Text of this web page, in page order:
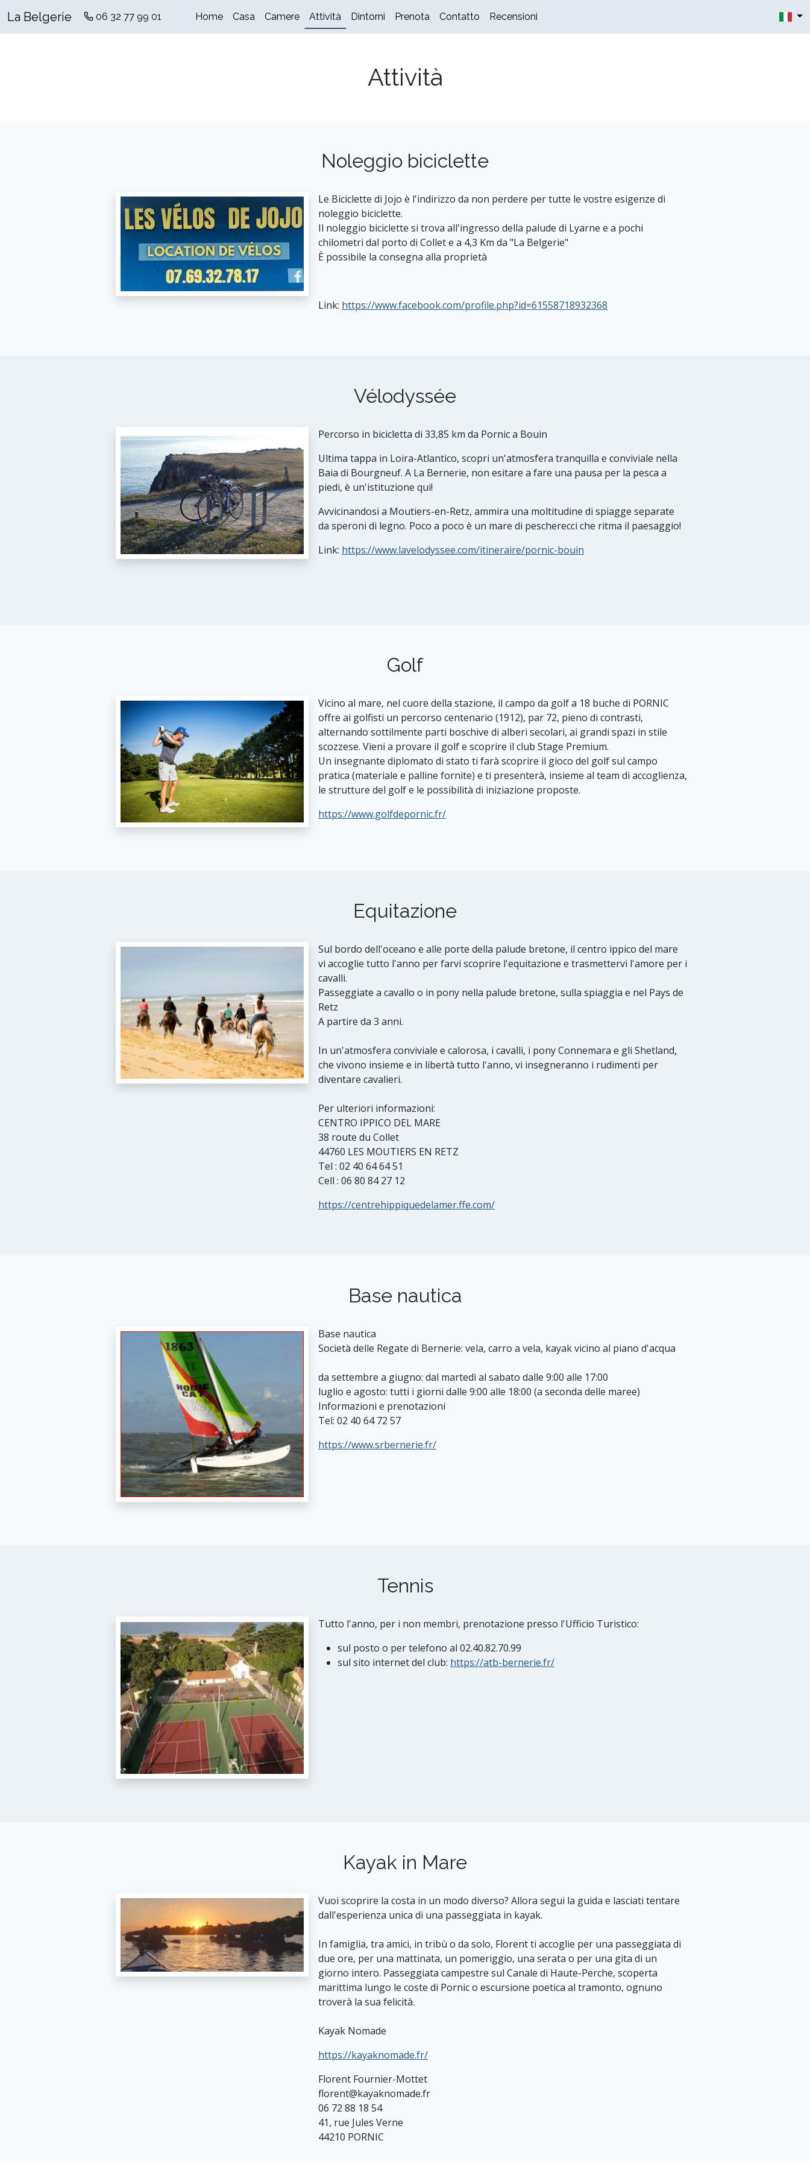
La Belgerie 06 32 77 99 01 Home Casa Camere Attività Dintorni Prenota Contatto Recensioni
Attività
Noleggio biciclette
Le Biciclette di Jojo è l'indirizzo da non perdere per tutte le vostre esigenze di
noleggio biciclette.
Il noleggio biciclette si trova all'ingresso della palude di Lyarne e a pochi
chilometri dal porto di Collet e a 4,3 Km da "La Belgerie"
È possibile la consegna alla proprietà
Link: https://www.facebook.com/profile.php?id=61558718932368
Vélodyssée
Percorso in bicicletta di 33,85 km da Pornic a Bouin
Ultima tappa in Loira-Atlantico, scopri un'atmosfera tranquilla e conviviale nella
Baia di Bourgneuf. A La Bernerie, non esitare a fare una pausa per la pesca a
piedi, è un'istituzione qui!
Avvicinandosi a Moutiers-en-Retz, ammira una moltitudine di spiagge separate
da speroni di legno. Poco a poco è un mare di pescherecci che ritma il paesaggio!
Link: https://www.lavelodyssee.com/itineraire/pornic-bouin
Golf
Vicino al mare, nel cuore della stazione, il campo da golf a 18 buche di PORNIC
offre ai golfisti un percorso centenario (1912), par 72, pieno di contrasti,
alternando sottilmente parti boschive di alberi secolari, ai grandi spazi in stile
scozzese. Vieni a provare il golf e scoprire il club Stage Premium.
Un insegnante diplomato di stato ti farà scoprire il gioco del golf sul campo
pratica (materiale e palline fornite) e ti presenterà, insieme al team di accoglienza,
le strutture del golf e le possibilità di iniziazione proposte.
https://www.golfdepornic.fr/
Equitazione
Sul bordo dell'oceano e alle porte della palude bretone, il centro ippico del mare
vi accoglie tutto l'anno per farvi scoprire l'equitazione e trasmettervi l'amore per i
cavalli.
Passeggiate a cavallo o in pony nella palude bretone, sulla spiaggia e nel Pays de
Retz
A partire da 3 anni.
In un'atmosfera conviviale e calorosa, i cavalli, i pony Connemara e gli Shetland,
che vivono insieme e in libertà tutto l'anno, vi insegneranno i rudimenti per
diventare cavalieri.
Per ulteriori informazioni:
CENTRO IPPICO DEL MARE
38 route du Collet
44760 LES MOUTIERS EN RETZ
Tel : 02 40 64 64 51
Cell : 06 80 84 27 12
https://centrehippiquedelamer.ffe.com/
Base nautica
Base nautica
Società delle Regate di Bernerie: vela, carro a vela, kayak vicino al piano d'acqua
da settembre a giugno: dal martedì al sabato dalle 9:00 alle 17:00
luglio e agosto: tutti i giorni dalle 9:00 alle 18:00 (a seconda delle maree)
Informazioni e prenotazioni
Tel: 02 40 64 72 57
https://www.srbernerie.fr/
Tennis
Tutto l'anno, per i non membri, prenotazione presso l'Ufficio Turistico:
sul posto o per telefono al 02.40.82.70.99
sul sito internet del club: https://atb-bernerie.fr/
Kayak in Mare
Vuoi scoprire la costa in un modo diverso? Allora segui la guida e lasciati tentare
dall'esperienza unica di una passeggiata in kayak.
In famiglia, tra amici, in tribù o da solo, Florent ti accoglie per una passeggiata di
due ore, per una mattinata, un pomeriggio, una serata o per una gita di un
giorno intero. Passeggiata campestre sul Canale di Haute-Perche, scoperta
marittima lungo le coste di Pornic o escursione poetica al tramonto, ognuno
troverà la sua felicità.
Kayak Nomade
https://kayaknomade.fr/
Florent Fournier-Mottet
florent@kayaknomade.fr
06 72 88 18 54
41, rue Jules Verne
44210 PORNIC